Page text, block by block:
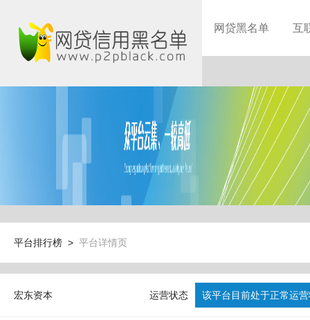
网贷黑名单 互
平台排行榜 > 平台详情页
宏东资本 运营状态 该平台目前处于正常运